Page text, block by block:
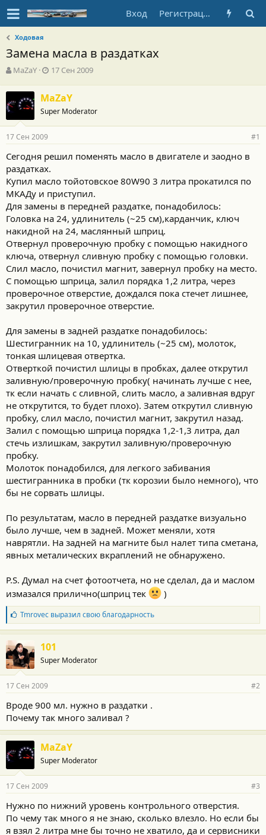
Вход Регистрация
Ходовая
Замена масла в раздатках
А
т
о
т
е
м
ы
MaZaY
Д
а
н
а
л
17 Сен 2009
MaZaY
Super Moderator
17 Сен 2009 #1
Сегодня решил поменять масло в двигателе и заодно в
раздатках.
Купил масло тойотовское 80W90 3 литра прокатился по
МКАДу и приступил.
Для замены в передней раздатке, понадобилось:
Головка на 24, удлинитель (~25 см),карданчик, ключ
накидной на 24, маслянный шприц.
Отвернул проверочную пробку с помощью накидного
ключа, отвернул сливную пробку с помощью головки.
Слил масло, почистил магнит, завернул пробку на место.
С помощью шприца, залил порядка 1,2 литра, через
проверочное отверстие, дождался пока стечет лишнее,
закрутил проверочное отверстие.
Для замены в задней раздатке понадобилось:
Шестигранник на 10, удлинитель (~25 см), молоток,
тонкая шлицевая отвертка.
Отверткой почистил шлицы в пробках, далее открутил
заливную/проверочную пробку( начинать лучше с нее,
тк если начать с сливной, слить масло, а заливная вдруг
не открутится, то будет плохо). Затем открутил сливную
пробку, слил масло, почистил магнит, закрутил назад.
Залил с помощью шприца порядка 1,2-1,3 литра, дал
стечь излишкам, закрутил заливную/проверочную
пробку.
Молоток понадобился, для легкого забивания
шестигранника в пробки (тк корозии было немного), что
бы не сорвать шлицы.
По результатам, масло в передней раздатке визуально
было лучше, чем в задней. Может меняли, хотя
наврятли. На задней на магните был налет типа сметана,
явных металических вкраплений не обнаружено.
P.S. Думал на счет фотоотчета, но не сделал, да и маслом
измазался прилично(шприц тек
)
Б
л
а
г
о
д
а
н
с
т
и
:
Tmrovecвыразил свою благодарность
101
Super Moderator
17 Сен 2009 #2
Вроде 900 мл. нужно в раздатки .
Почему так много заливал ?
MaZaY
Super Moderator
17 Сен 2009 #3
Нужно по нижний уровень контрольного отверстия.
По чему так много я не знаю, сколько влезло. Но если бы
я взял 2 литра мне бы точно не хватило, да и сервисники